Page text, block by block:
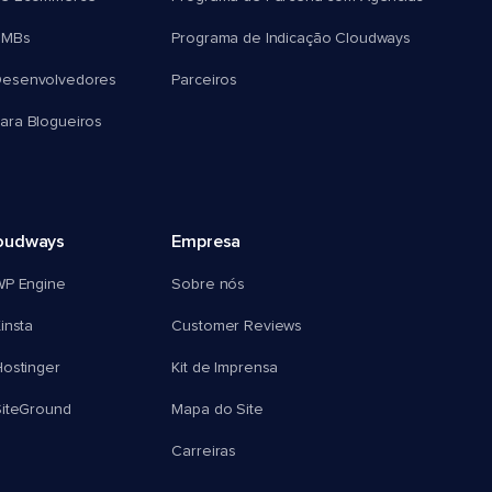
Blogueiros
Programa de Indicação Cloudways
Parceiros
Engine
Empresa
Sobre nós
Customer Reviews
Kit de Imprensa
Mapa do Site
Carreiras